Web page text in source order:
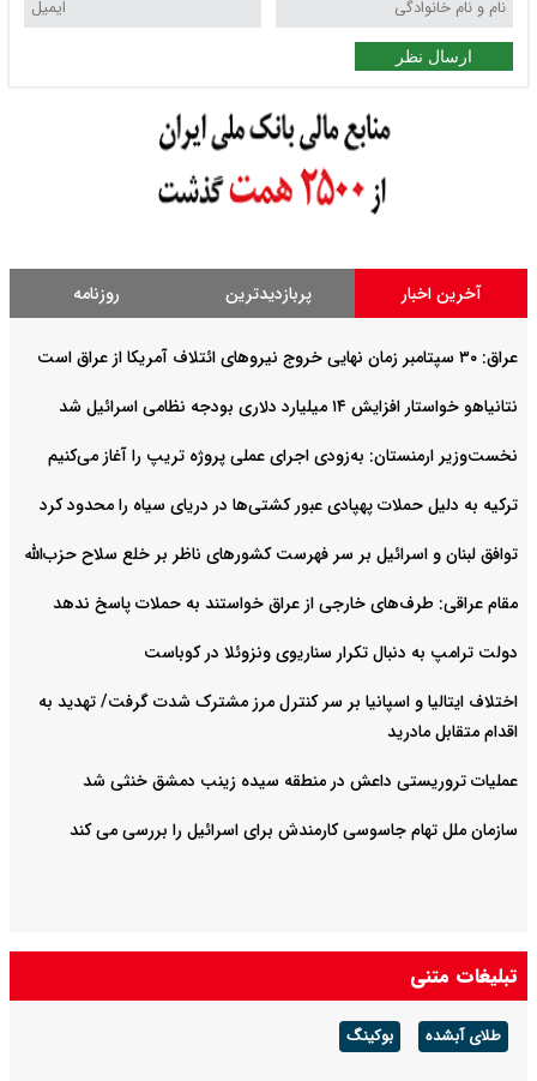
ارسال نظر
آخرین اخبار پربازدیدترین روزنامه
عراق: ۳۰ سپتامبر زمان نهایی خروج نیروهای ائتلاف آمریکا از عراق است
نتانیاهو خواستار افزایش ۱۴ میلیارد دلاری بودجه نظامی اسرائیل شد
نخست‌وزیر ارمنستان: به‌زودی اجرای عملی پروژه تریپ را آغاز می‌کنیم
ترکیه به دلیل حملات پهپادی عبور کشتی‌ها در دریای سیاه را محدود کرد
توافق لبنان و اسرائیل بر سر فهرست کشورهای ناظر بر خلع سلاح حزب‌الله
مقام عراقی: طرف‌های خارجی از عراق خواستند به حملات پاسخ ندهد
دولت ترامپ به دنبال تکرار سناریوی ونزوئلا در کوباست
اختلاف ایتالیا و اسپانیا بر سر کنترل‌ مرز مشترک شدت گرفت/ تهدید به
اقدام متقابل مادرید
عملیات تروریستی داعش در منطقه سیده زینب دمشق خنثی شد
سازمان ملل تهام جاسوسی کارمندش برای اسرائیل را بررسی می کند
تبلیغات متنی
طلای آبشده بوکینگ